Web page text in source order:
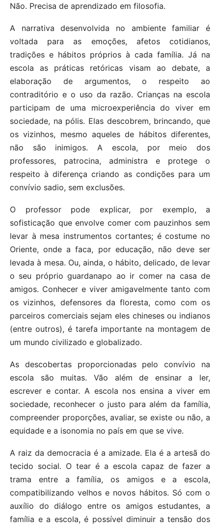
Não. Precisa de aprendizado em filosofia.
A narrativa desenvolvida no ambiente familiar é
voltada para as emoções, afetos cotidianos,
tradições e hábitos próprios à cada família. Já na
escola as práticas retóricas visam ao debate, a
elaboração de argumentos, o respeito ao
contraditório e o uso da razão. Crianças na escola
participam de uma microexperiência do viver em
sociedade, na pólis. Elas descobrem, brincando, que
os vizinhos, mesmo aqueles de hábitos diferentes,
não são inimigos. A escola, por meio dos
professores, patrocina, administra e protege o
respeito à diferença criando as condições para um
convívio sadio, sem exclusões.
O professor pode explicar, por exemplo, a
sofisticação que envolve comer com pauzinhos sem
levar à mesa instrumentos cortantes; é costume no
Oriente, onde a faca, por educação, não deve ser
levada à mesa. Ou, ainda, o hábito, delicado, de levar
o seu próprio guardanapo ao ir comer na casa de
amigos. Conhecer e viver amigavelmente tanto com
os vizinhos, defensores da floresta, como com os
parceiros comerciais sejam eles chineses ou indianos
(entre outros), é tarefa importante na montagem de
um mundo civilizado e globalizado.
As descobertas proporcionadas pelo convívio na
escola são muitas. Vão além de ensinar a ler,
escrever e contar. A escola nos ensina a viver em
sociedade, reconhecer o justo para além da família,
compreender proporções, avaliar, se existe ou não, a
equidade e a isonomia no país em que se vive.
A raiz da democracia é a amizade. Ela é a artesã do
tecido social. O tear é a escola capaz de fazer a
trama entre a família, os amigos e a escola,
compatibilizando velhos e novos hábitos. Só com o
auxílio do diálogo entre os amigos estudantes, a
família e a escola, é possível diminuir a tensão dos